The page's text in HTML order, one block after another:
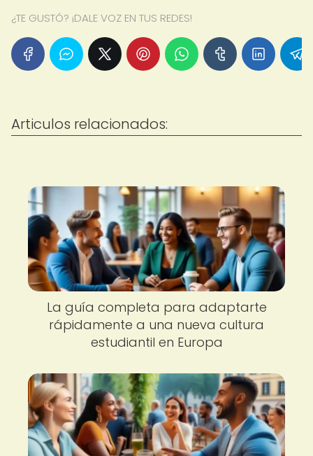
¿TE GUSTÓ? ¡DALE VOZ EN TUS REDES!
Articulos relacionados:
La guía completa para adaptarte
rápidamente a una nueva cultura
estudiantil en Europa